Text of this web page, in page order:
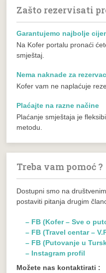
Zašto rezervisati
Garantujemo najbolje
Na Kofer portalu pronaći
smještaj.
Nema naknade za
Kofer vam ne naplaćuje
Plaćajte na razne načine
Plaćanje smještaja je
metodu.
Treba vam pomoć ?
Dostupni smo na
postaviti pitanja drugim
– FB (Kofer – Sve o
– FB (Travel centar –
– FB (Putovanje u
– Instagram profil
Možete nas kontaktirati :